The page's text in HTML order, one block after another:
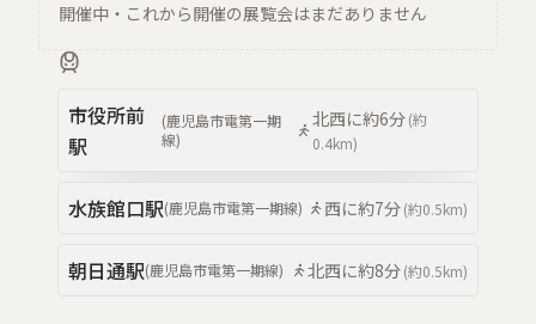
開催中・これから開催の展覧会はまだありません
市役所前
駅
(鹿児島市電第一期
線)
北西に約6分(約
0.4km)
水族館口駅(鹿児島市電第一期線) 西に約7分(約0.5km)
朝日通駅(鹿児島市電第一期線) 北西に約8分(約0.5km)